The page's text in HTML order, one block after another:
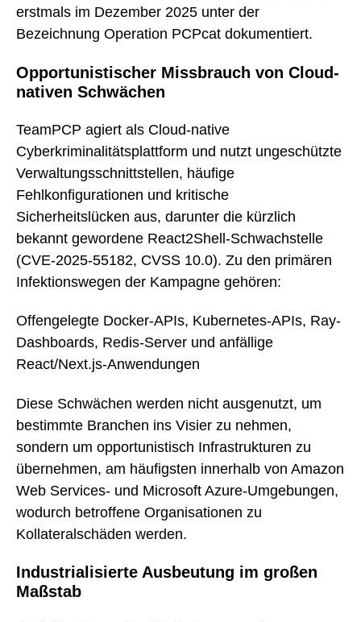
erstmals im Dezember 2025 unter der
Bezeichnung Operation PCPcat dokumentiert.
Opportunistischer Missbrauch von Cloud-
nativen Schwächen
TeamPCP agiert als Cloud-native
Cyberkriminalitätsplattform und nutzt ungeschützte
Verwaltungsschnittstellen, häufige
Fehlkonfigurationen und kritische
Sicherheitslücken aus, darunter die kürzlich
bekannt gewordene React2Shell-Schwachstelle
(CVE-2025-55182, CVSS 10.0). Zu den primären
Infektionswegen der Kampagne gehören:
Offengelegte Docker-APIs, Kubernetes-APIs, Ray-
Dashboards, Redis-Server und anfällige
React/Next.js-Anwendungen
Diese Schwächen werden nicht ausgenutzt, um
bestimmte Branchen ins Visier zu nehmen,
sondern um opportunistisch Infrastrukturen zu
übernehmen, am häufigsten innerhalb von Amazon
Web Services- und Microsoft Azure-Umgebungen,
wodurch betroffene Organisationen zu
Kollateralschäden werden.
Industrialisierte Ausbeutung im großen
Maßstab